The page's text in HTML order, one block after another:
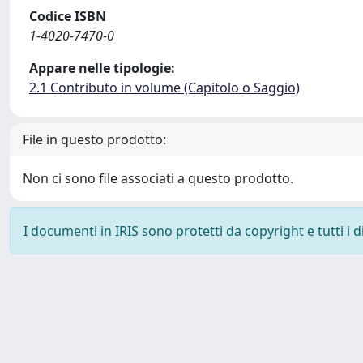
Codice ISBN
1-4020-7470-0
Appare nelle tipologie:
2.1 Contributo in volume (Capitolo o Saggio)
File in questo prodotto:
Non ci sono file associati a questo prodotto.
I documenti in IRIS sono protetti da copyright e tutti i